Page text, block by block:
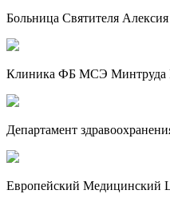
Больница Святителя
Клиника ФБ МСЭ Минтруда
Департамент
Европейский Медицинский